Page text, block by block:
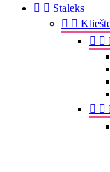
  Staleks
 
 
 